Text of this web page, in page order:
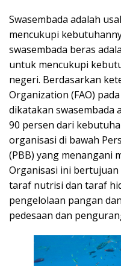
Swasembada adalah
mencukupi
swasembada beras
untuk mencukupi
negeri. Berdasarkan
Organization (FAO)
dikatakan swasembada
90 persen dari
organisasi di bawah
(PBB) yang menangani
Organisasi ini
taraf nutrisi dan taraf
pengelolaan pangan
pedesaan dan